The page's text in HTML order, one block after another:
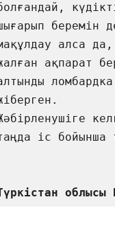
беремін
алса
ақпарат
іс бойынша
облысы